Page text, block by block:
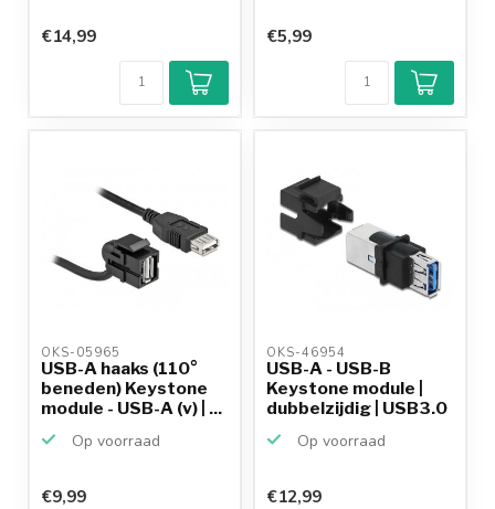
€14,99 €5,99
OKS-05965
USB-A haaks (110°
beneden) Keystone
module - USB-A (v) | ...
Op voorraad
€9,99
OKS-46954
USB-A - USB-B
Keystone module |
dubbelzijdig | USB3.0
Op voorraad
€12,99